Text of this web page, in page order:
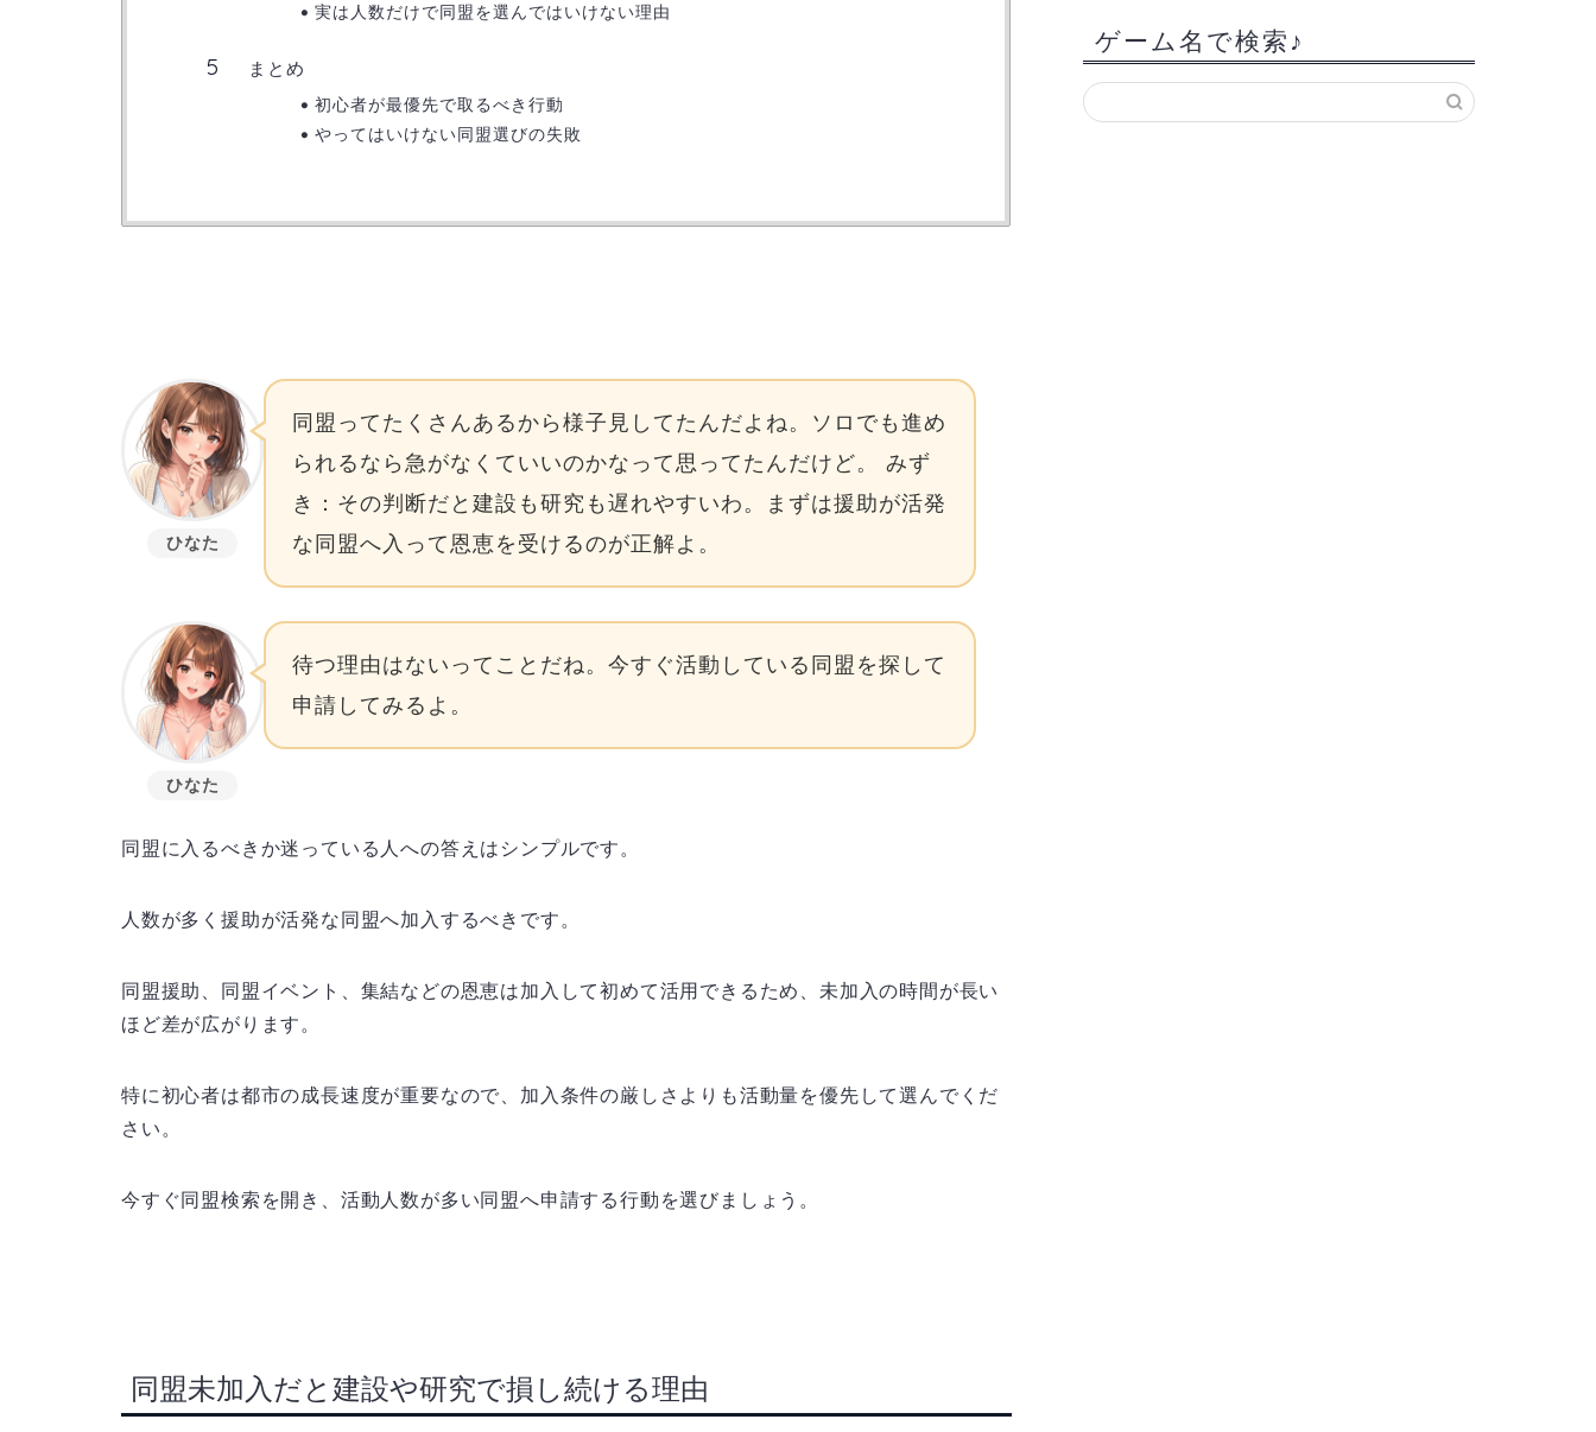
実は人数だけで同盟を選んではいけない理由
まとめ
初心者が最優先で取るべき行動
やってはいけない同盟選びの失敗
ひなた
同盟ってたくさんあるから様子見してたんだよね。ソロでも進め
られるなら急がなくていいのかなって思ってたんだけど。 みず
き：その判断だと建設も研究も遅れやすいわ。まずは援助が活発
な同盟へ入って恩恵を受けるのが正解よ。
ひなた
待つ理由はないってことだね。今すぐ活動している同盟を探して
申請してみるよ。
同盟に入るべきか迷っている人への答えはシンプルです。
人数が多く援助が活発な同盟へ加入するべきです。
同盟援助、同盟イベント、集結などの恩恵は加入して初めて活用できるため、未加入の時間が長い
ほど差が広がります。
特に初心者は都市の成長速度が重要なので、加入条件の厳しさよりも活動量を優先して選んでくだ
さい。
今すぐ同盟検索を開き、活動人数が多い同盟へ申請する行動を選びましょう。
同盟未加入だと建設や研究で損し続ける理由
ゲーム名で検索♪